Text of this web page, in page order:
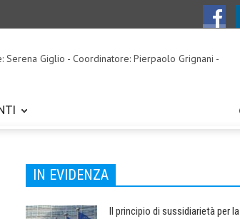
Giglio - Coordinatore: Pierpaolo Grignani -
IN EVIDENZA
Il principio di sussidiarietà per la